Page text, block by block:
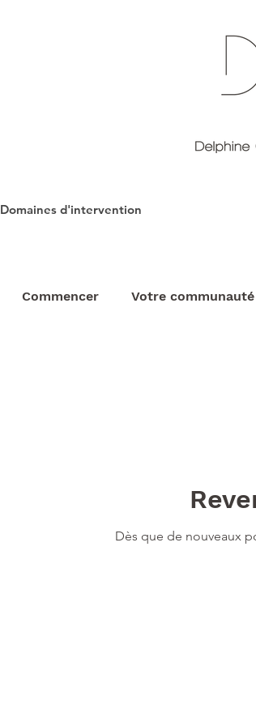
Domaines d'intervention
Commencer Votre communauté
Dès que de nouveaux